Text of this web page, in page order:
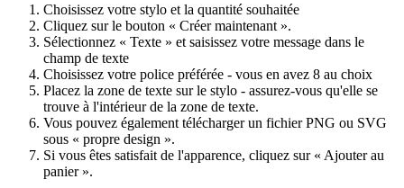
Choisissez votre stylo et la quantité souhaitée
Cliquez sur le bouton « Créer maintenant ».
Sélectionnez « Texte » et saisissez votre message dans le
champ de texte
Choisissez votre police préférée - vous en avez 8 au choix
Placez la zone de texte sur le stylo - assurez-vous qu'elle se
trouve à l'intérieur de la zone de texte.
Vous pouvez également télécharger un fichier PNG ou SVG
sous « propre design ».
Si vous êtes satisfait de l'apparence, cliquez sur « Ajouter au
panier ».